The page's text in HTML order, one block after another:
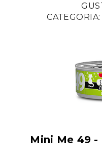
CATEGORIA:
Mini Me 49 -